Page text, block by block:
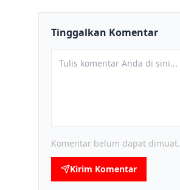
Tinggalkan Komentar
Komentar belum dapat dimuat.
Kirim Komentar